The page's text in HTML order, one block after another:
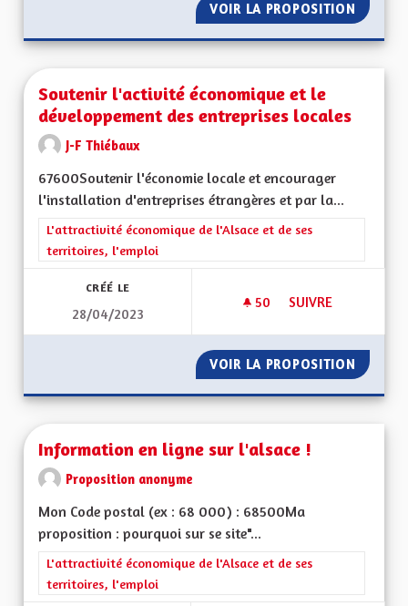
VOIR LA PROPOSITION
Soutenir l'activité économique et le
développement des entreprises locales
J-F Thiébaux
67600Soutenir l'économie locale et encourager
l'installation d'entreprises étrangères et par la...
Filtrer les résultats de la catégorie : L'attractivité
L'attractivité économique de l'Alsace et de ses
territoires, l'emploi
CRÉÉ LE
28/04/2023
50 50 ABONNÉS
SUIVRE
VOIR LA PROPOSITION
Information en ligne sur l'alsace !
Proposition anonyme
Mon Code postal (ex : 68 000) : 68500Ma
proposition : pourquoi sur se site"...
Filtrer les résultats de la catégorie : L'attractivité
L'attractivité économique de l'Alsace et de ses
territoires, l'emploi